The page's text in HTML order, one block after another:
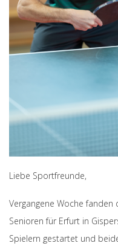
Liebe Sportfreunde,
Vergangene Woche
Senioren für Erfurt in
Spielern gestartet und